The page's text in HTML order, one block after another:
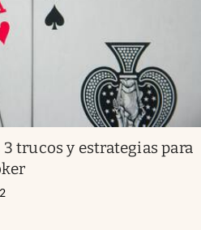
3 trucos y estrategias para